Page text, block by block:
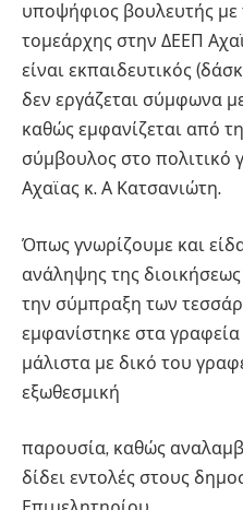
υποψήφιος βουλευτής με
τομεάρχης στην ΔΕΕΠ
είναι εκπαιδευτικός
δεν εργάζεται σύμφωνα
καθώς εμφανίζεται από
σύμβουλος στο πολιτικό
Αχαϊας κ. Α Κατσανιώτη.
Όπως γνωρίζουμε και
ανάληψης της
την σύμπραξη των
εμφανίστηκε στα
μάλιστα με δικό του
εξωθεσμική
παρουσία, καθώς
δίδει εντολές στους